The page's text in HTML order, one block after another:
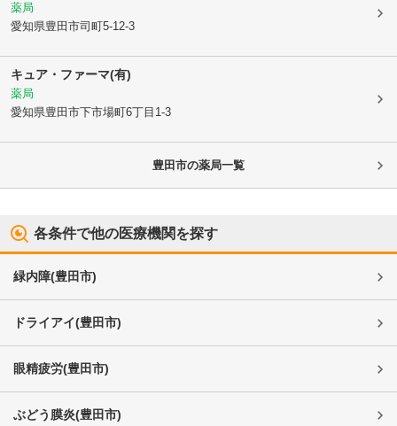
薬局
愛知県豊田市司町5-12-3
キュア・ファーマ(有)
薬局
愛知県豊田市下市場町6丁目1-3
豊田市の薬局一覧
各条件で他の医療機関を探す
緑内障(豊田市)
ドライアイ(豊田市)
眼精疲労(豊田市)
ぶどう膜炎(豊田市)